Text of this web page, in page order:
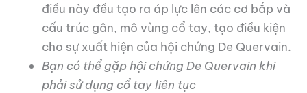
điều này đều tạo ra áp lực lên các cơ bắp và
cấu trúc gân, mô vùng cổ tay, tạo điều kiện
cho sự xuất hiện của hội chứng De Quervain.
Bạn có thể gặp hội chứng De Quervain khi
phải sử dụng cổ tay liên tục